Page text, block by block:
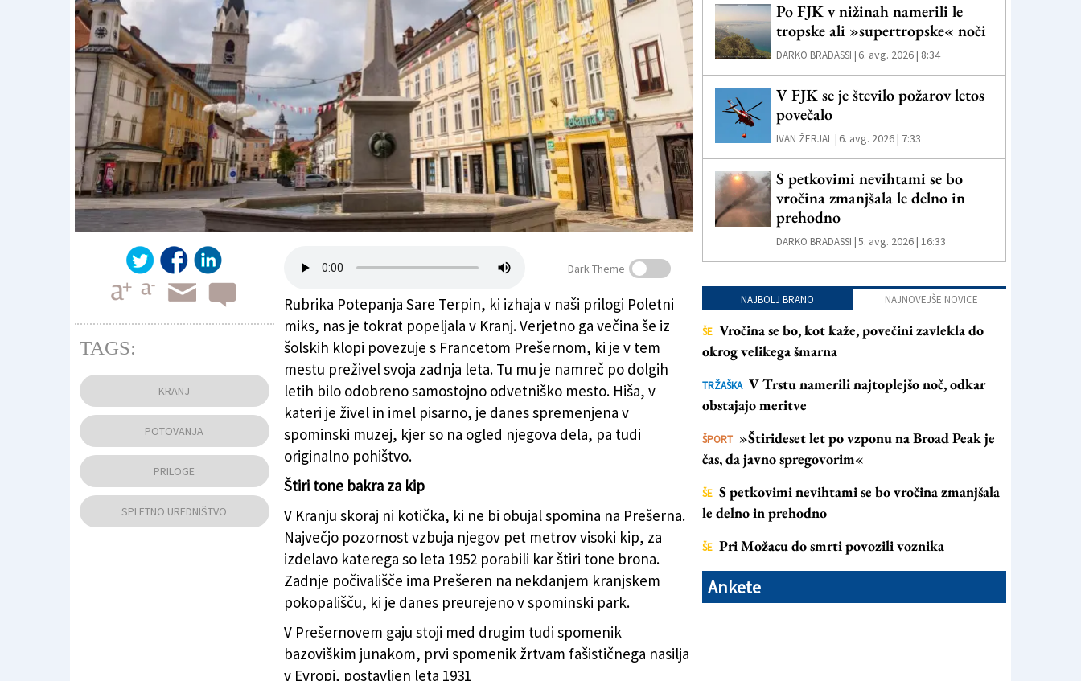
Glavni trg v Kranju (CARLO GHIO)
Dark Theme
Rubrika Potepanja Sare Terpin, ki izhaja v naši prilogi Poletni
miks, nas je tokrat popeljala v Kranj. Verjetno ga večina še iz
šolskih klopi povezuje s Francetom Prešernom, ki je v tem
mestu preživel svoja zadnja leta. Tu mu je namreč po dolgih
letih bilo odobreno samostojno odvetniško mesto. Hiša, v
kateri je živel in imel pisarno, je danes spremenjena v
spominski muzej, kjer so na ogled njegova dela, pa tudi
originalno pohištvo.
Štiri tone bakra za kip
V Kranju skoraj ni kotička, ki ne bi obujal spomina na Prešerna.
Največjo pozornost vzbuja njegov pet metrov visoki kip, za
izdelavo katerega so leta 1952 porabili kar štiri tone brona.
Zadnje počivališče ima Prešeren na nekdanjem kranjskem
pokopališču, ki je danes preurejeno v spominski park.
V Prešernovem gaju stoji med drugim tudi spomenik
bazoviškim junakom, prvi spomenik žrtvam fašističnega nasilja
v Evropi, postavljen leta 1931
TAGS:
KRANJ
POTOVANJA
PRILOGE
SPLETNO UREDNIŠTVO
Po FJK v nižinah namerili le
tropske ali »supertropske« noči
DARKO BRADASSI | 6. avg. 2026 | 8:34
V FJK se je število požarov letos
povečalo
IVAN ŽERJAL | 6. avg. 2026 | 7:33
S petkovimi nevihtami se bo
vročina zmanjšala le delno in
prehodno
DARKO BRADASSI |5. avg. 2026 | 16:33
NAJBOLJ BRANO NAJNOVEJŠE NOVICE
ŠE Vročina se bo, kot kaže, povečini zavlekla do
okrog velikega šmarna
TRŽAŠKA V Trstu namerili najtoplejšo noč, odkar
obstajajo meritve
ŠPORT »Štirideset let po vzponu na Broad Peak je
čas, da javno spregovorim«
ŠE S petkovimi nevihtami se bo vročina zmanjšala
le delno in prehodno
ŠE Pri Možacu do smrti povozili voznika
Ankete